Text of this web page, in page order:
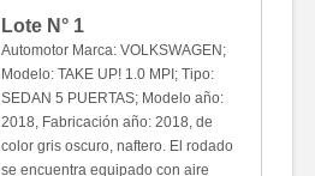
Lote N° 1
Automotor Marca: VOLKSWAGEN;
Modelo: TAKE UP! 1.0 MPI; Tipo:
SEDAN 5 PUERTAS; Modelo año:
2018, Fabricación año: 2018, de
color gris oscuro, naftero. El rodado
se encuentra equipado con aire